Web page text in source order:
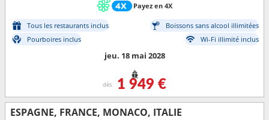
Payez en 4X
Tous les restaurants inclus
Boissons sans alcool illimitées
Pourboires inclus
Wi-Fi illimité inclus
jeu. 18 mai 2028
dès 1 949 €
ESPAGNE, FRANCE, MONACO, ITALIE